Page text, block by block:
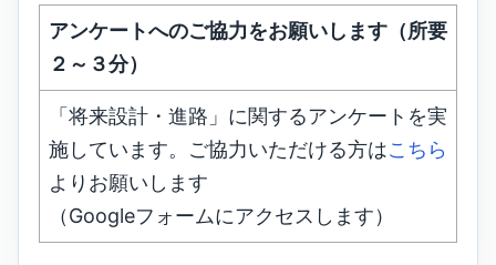
アンケートへのご協力をお願いします（所要
２～３分）
「将来設計・進路」に関するアンケートを実
施しています。ご協力いただける方はこちら
よりお願いします
（Googleフォームにアクセスします）